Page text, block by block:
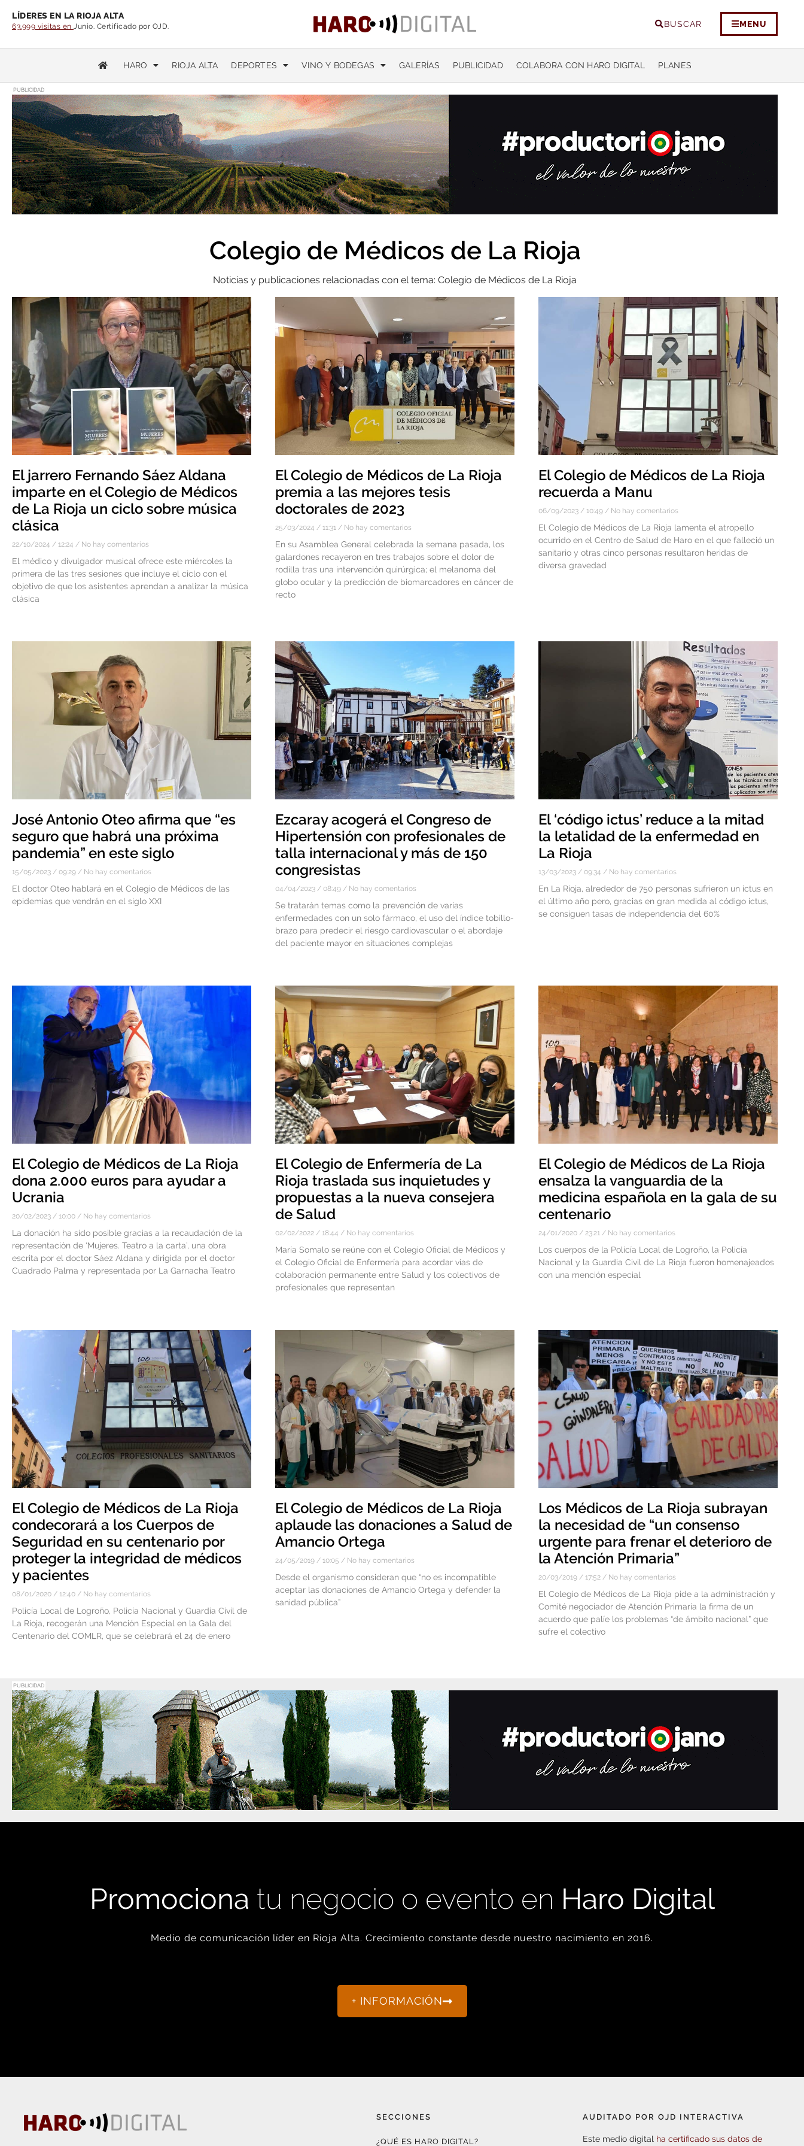
LÍDERES EN LA RIOJA ALTA
63.999 visitas en Junio. Certificado por OJD. BUSCAR MENU
HARO RIOJA ALTA DEPORTES VINO Y BODEGAS GALERÍAS PUBLICIDAD COLABORA CON HARO DIGITAL PLANES
PUBLICIDAD
Colegio de Médicos de La Rioja
Noticias y publicaciones relacionadas con el tema: Colegio de Médicos de La Rioja
El jarrero Fernando Sáez Aldana
imparte en el Colegio de Médicos
de La Rioja un ciclo sobre música
clásica
22/10/2024 12:24 No hay comentarios
El médico y divulgador musical ofrece este miércoles la
primera de las tres sesiones que incluye el ciclo con el
objetivo de que los asistentes aprendan a analizar la música
clásica
El Colegio de Médicos de La Rioja
premia a las mejores tesis
doctorales de 2023
25/03/2024 11:31 No hay comentarios
En su Asamblea General celebrada la semana pasada, los
galardones recayeron en tres trabajos sobre el dolor de
rodilla tras una intervención quirúrgica; el melanoma del
globo ocular y la predicción de biomarcadores en cáncer de
recto
El Colegio de Médicos de La Rioja
recuerda a Manu
06/09/2023 10:49 No hay comentarios
El Colegio de Médicos de La Rioja lamenta el atropello
ocurrido en el Centro de Salud de Haro en el que falleció un
sanitario y otras cinco personas resultaron heridas de
diversa gravedad
José Antonio Oteo afirma que “es
seguro que habrá una próxima
pandemia” en este siglo
15/05/2023 09:29 No hay comentarios
El doctor Oteo hablará en el Colegio de Médicos de las
epidemias que vendrán en el siglo XXI
Ezcaray acogerá el Congreso de
Hipertensión con profesionales de
talla internacional y más de 150
congresistas
04/04/2023 08:49 No hay comentarios
Se tratarán temas como la prevención de varias
enfermedades con un solo fármaco, el uso del índice tobillo-
brazo para predecir el riesgo cardiovascular o el abordaje
del paciente mayor en situaciones complejas
El ‘código ictus’ reduce a la mitad
la letalidad de la enfermedad en
La Rioja
13/03/2023 09:34 No hay comentarios
En La Rioja, alrededor de 750 personas sufrieron un ictus en
el último año pero, gracias en gran medida al código ictus,
se consiguen tasas de independencia del 60%
El Colegio de Médicos de La Rioja
dona 2.000 euros para ayudar a
Ucrania
20/02/2023 10:00 No hay comentarios
La donación ha sido posible gracias a la recaudación de la
representación de ‘Mujeres. Teatro a la carta’, una obra
escrita por el doctor Sáez Aldana y dirigida por el doctor
Cuadrado Palma y representada por La Garnacha Teatro
El Colegio de Enfermería de La
Rioja traslada sus inquietudes y
propuestas a la nueva consejera
de Salud
02/02/2022 18:44 No hay comentarios
María Somalo se reúne con el Colegio Oficial de Médicos y
el Colegio Oficial de Enfermería para acordar vías de
colaboración permanente entre Salud y los colectivos de
profesionales que representan
El Colegio de Médicos de La Rioja
ensalza la vanguardia de la
medicina española en la gala de su
centenario
24/01/2020 23:21 No hay comentarios
Los cuerpos de la Policía Local de Logroño, la Policía
Nacional y la Guardia Civil de La Rioja fueron homenajeados
con una mención especial
El Colegio de Médicos de La Rioja
condecorará a los Cuerpos de
Seguridad en su centenario por
proteger la integridad de médicos
y pacientes
08/01/2020 12:40 No hay comentarios
Policía Local de Logroño, Policía Nacional y Guardia Civil de
La Rioja, recogerán una Mención Especial en la Gala del
Centenario del COMLR, que se celebrará el 24 de enero
El Colegio de Médicos de La Rioja
aplaude las donaciones a Salud de
Amancio Ortega
24/05/2019 10:05 No hay comentarios
Desde el organismo consideran que “no es incompatible
aceptar las donaciones de Amancio Ortega y defender la
sanidad pública”
Los Médicos de La Rioja subrayan
la necesidad de “un consenso
urgente para frenar el deterioro de
la Atención Primaria”
20/03/2019 17:52 No hay comentarios
El Colegio de Médicos de La Rioja pide a la administración y
Comité negociador de Atención Primaria la firma de un
acuerdo que palíe los problemas “de ámbito nacional” que
sufre el colectivo
PUBLICIDAD
Promociona tu negocio o evento en Haro Digital
Medio de comunicación líder en Rioja Alta. Crecimiento constante desde nuestro nacimiento en 2016.
+ INFORMACIÓN
SECCIONES
¿QUÉ ES HARO DIGITAL?
AUDITADO POR OJD INTERACTIVA
Este medio digital ha certificado sus datos de